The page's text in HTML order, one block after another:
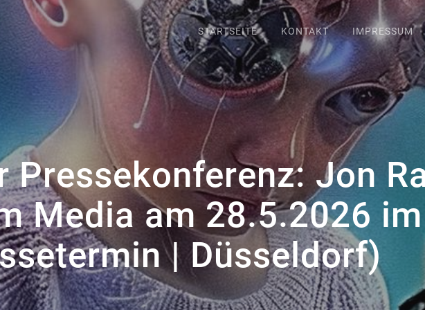
STARTSEITE KONTAKT IMPRESSUM
Pressekonferenz: Jon
Media am 28.5.2026
| Düsseldorf)